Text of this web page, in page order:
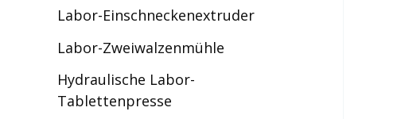
Labor-Einschneckenextruder
Labor-Zweiwalzenmühle
Hydraulische Labor-
Tablettenpresse